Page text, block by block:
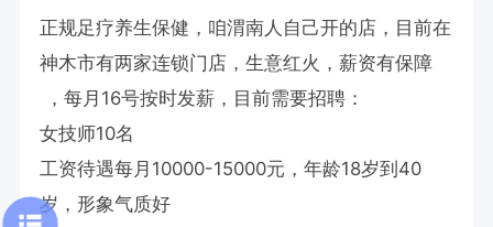
正规足疗养生保健，咱渭南人自己开的店，目前在
神木市有两家连锁门店，生意红火，薪资有保障
，每月16号按时发薪，目前需要招聘：
女技师10名
工资待遇每月10000-15000元，年龄18岁到40
岁，形象气质好